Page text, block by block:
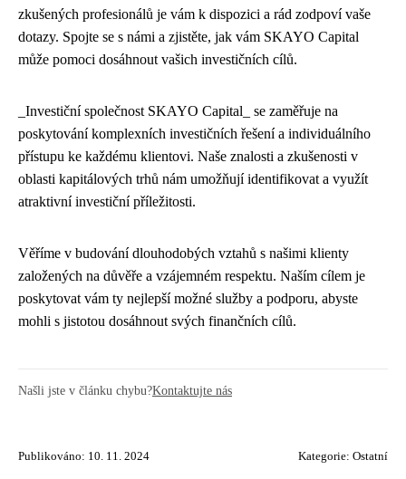
zkušených profesionálů je vám k dispozici a rád zodpoví vaše
dotazy. Spojte se s námi a zjistěte, jak vám SKAYO Capital
může pomoci dosáhnout vašich investičních cílů.
_Investiční společnost SKAYO Capital_ se zaměřuje na
poskytování komplexních investičních řešení a individuálního
přístupu ke každému klientovi. Naše znalosti a zkušenosti v
oblasti kapitálových trhů nám umožňují identifikovat a využít
atraktivní investiční příležitosti.
Věříme v budování dlouhodobých vztahů s našimi klienty
založených na důvěře a vzájemném respektu. Naším cílem je
poskytovat vám ty nejlepší možné služby a podporu, abyste
mohli s jistotou dosáhnout svých finančních cílů.
Našli jste v článku chybu?Kontaktujte nás
Publikováno: 10. 11. 2024 Kategorie: Ostatní